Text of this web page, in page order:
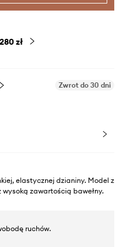
280 zł
Zwrot do 30 dni
elastycznej dzianiny. Model z
zawartością bawełny.
ruchów.